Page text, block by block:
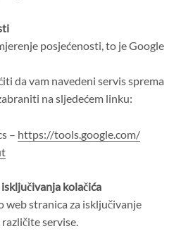
posjećenosti, to je Google
da vam navedeni servis sprema
na sljedećem linku:
– https://tools.google.com/
kolačića
stranica za isključivanje
servise.